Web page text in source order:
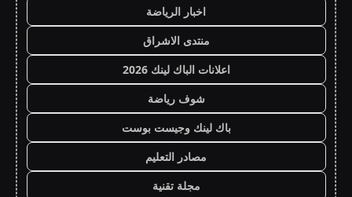
اخبار الرياضة
منتدى الاشراق
اعلانات الباك لينك 2026
شوف رياضة
باك لينك وجيست بوست
مصادر التعليم
مجلة تقنية